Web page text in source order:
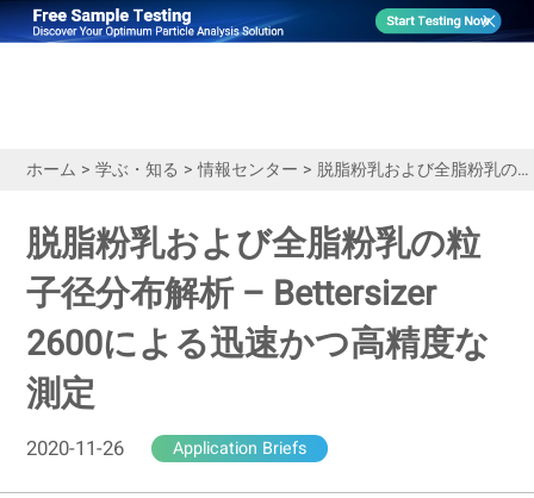
ホーム > 学ぶ・知る >情報センター > 脱脂粉乳および全脂粉乳の粒子径分布解析 – Bettersizer 2600による迅速かつ高精度な測定
脱脂粉乳および全脂粉乳の粒
子径分布解析 – Bettersizer
2600による迅速かつ高精度な
測定
2020-11-26 Application Briefs